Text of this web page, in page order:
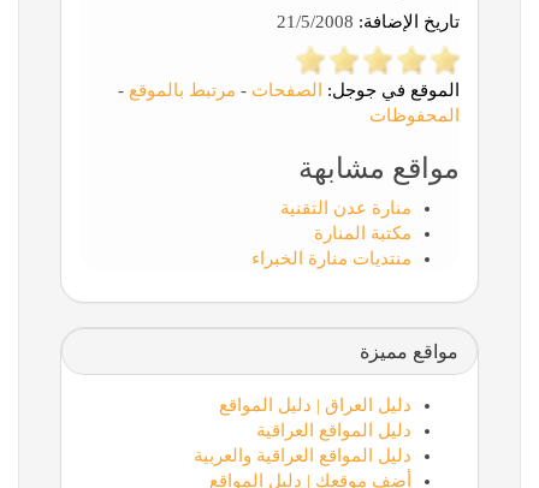
تاريخ الإضافة:
الموقع في جوجل: الصفحات - مرتبط بالموقع -
المحفوظات
مواقع مشابهة
منارة عدن التقنية
مكتبة المنارة
منتديات منارة الخبراء
مواقع مميزة
دليل العراق | دليل المواقع
دليل المواقع العراقية
دليل المواقع العراقية والعربية
أضف موقعك | دليل المواقع